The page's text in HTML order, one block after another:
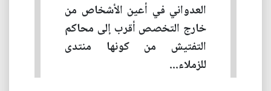
العدواني في أعين الأشخاص من
خارج التخصص أقرب إلى محاكم
التفتيش من كونها منتدى
للزملاء...